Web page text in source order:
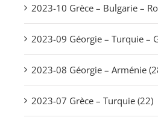
2023-10 Grèce – Bulgarie –
2023-09 Géorgie – Turquie –
2023-08 Géorgie – Arménie
2023-07 Grèce – Turquie (22)